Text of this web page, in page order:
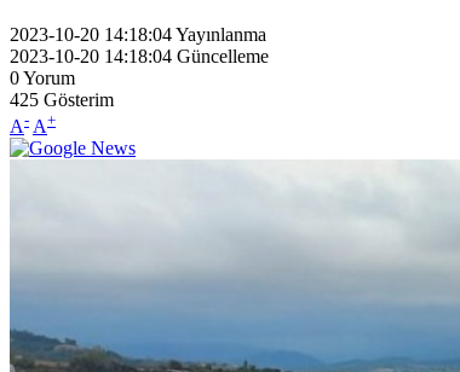
2023-10-20 14:18:04Yayınlanma
2023-10-20 14:18:04 Güncelleme
0Yorum
425 Gösterim
A- A+